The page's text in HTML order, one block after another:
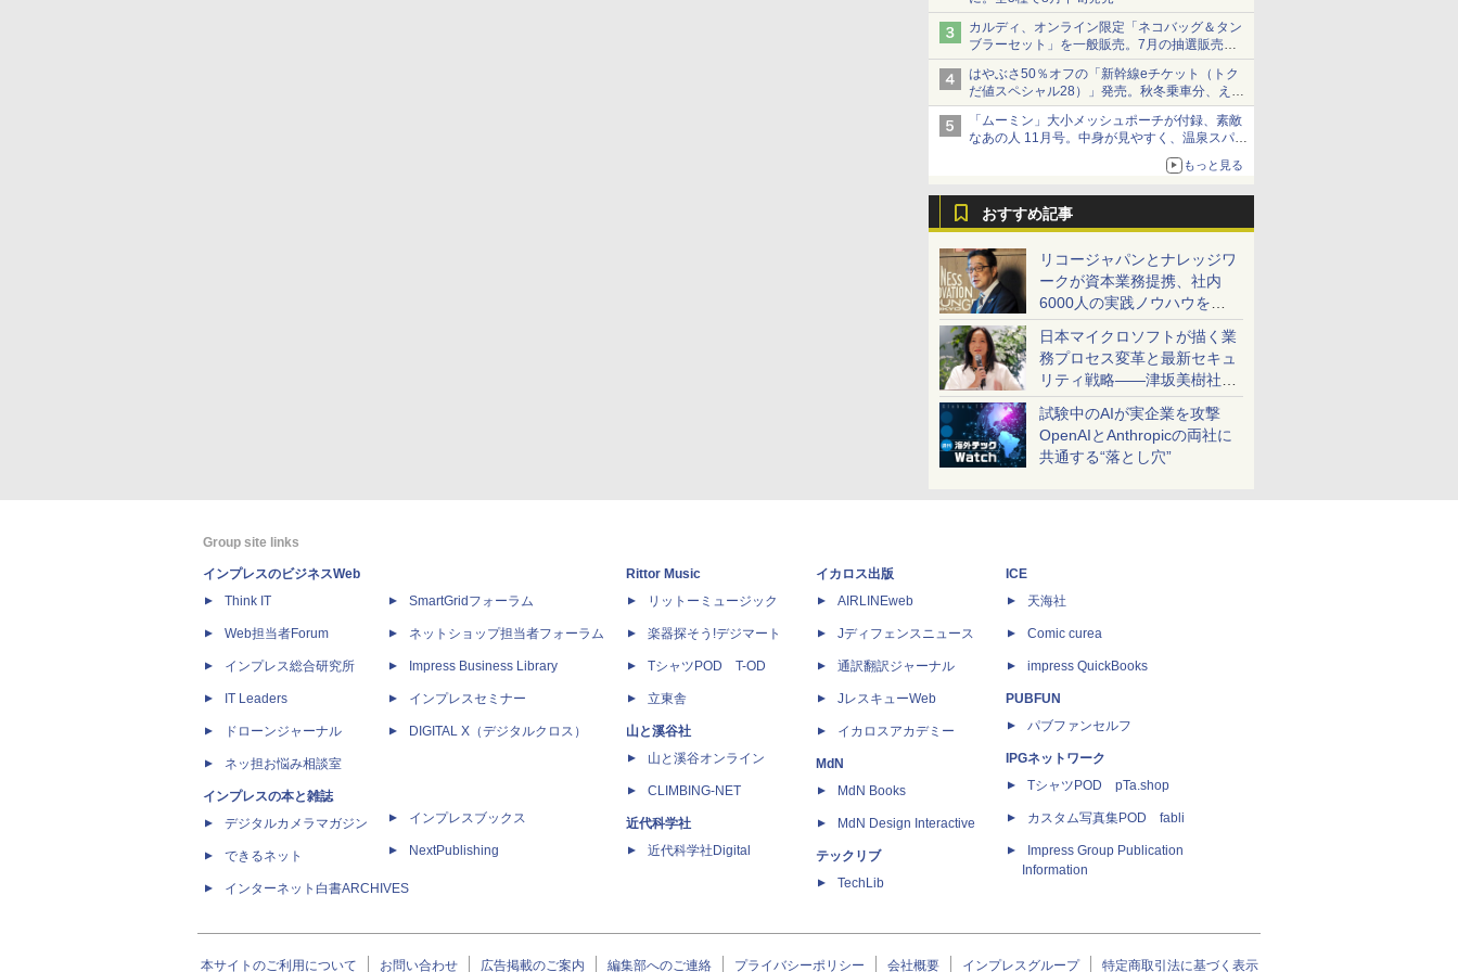
カルディ、オンライン限定「ネコバッグ＆タン
ブラーセット」を一般販売。7月の抽選販売の
当選無効分
はやぶさ50％オフの「新幹線eチケット（トク
だ値スペシャル28）」発売。秋冬乗車分、えき
ねっと限定
「ムーミン」大小メッシュポーチが付録、素敵
なあの人 11月号。中身が見やすく、温泉スパに
もっと見る
おすすめ記事
リコージャパンとナレッジワ
ークが資本業務提携、社内
6000人の実践ノウハウを生
かした「AI商談記録 for
RICOH」を展開へ
日本マイクロソフトが描く業
務プロセス変革と最新セキュ
リティ戦略――津坂美樹社長
が2027年度戦略を説明
試験中のAIが実企業を攻撃
OpenAIとAnthropicの両社に
共通する“落とし穴”
Group site links
インプレスのビジネスWeb
Think IT
Web担当者Forum
インプレス総合研究所
IT Leaders
ドローンジャーナル
ネッ担お悩み相談室
インプレスの本と雑誌
デジタルカメラマガジン
できるネット
インターネット白書ARCHIVES
SmartGridフォーラム
ネットショップ担当者フォーラム
Impress Business Library
インプレスセミナー
DIGITAL X（デジタルクロス）
インプレスブックス
NextPublishing
Rittor Music
リットーミュージック
楽器探そう!デジマート
TシャツPOD T-OD
立東舎
山と溪谷社
山と溪谷オンライン
CLIMBING-NET
近代科学社
近代科学社Digital
イカロス出版
AIRLINEweb
Jディフェンスニュース
通訳翻訳ジャーナル
JレスキューWeb
イカロスアカデミー
MdN
MdN Books
MdN Design Interactive
テックリブ
TechLib
ICE
天海社
Comic curea
impress QuickBooks
PUBFUN
パブファンセルフ
IPGネットワーク
TシャツPOD pTa.shop
カスタム写真集POD fabli
Impress Group Publication
Information
本サイトのご利用について お問い合わせ 広告掲載のご案内 編集部へのご連絡 プライバシーポリシー 会社概要 インプレスグループ 特定商取引法に基づく表示